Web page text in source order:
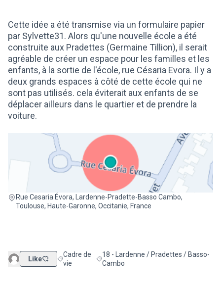
Cette idée a été transmise via un formulaire papier
par Sylvette31. Alors qu'une nouvelle école a été
construite aux Pradettes (Germaine Tillion), il serait
agréable de créer un espace pour les familles et les
enfants, à la sortie de l'école, rue Césaria Evora. Il y a
deux grands espaces à côté de cette école qui ne
sont pas utilisés. cela éviterait aux enfants de se
déplacer ailleurs dans le quartier et de prendre la
voiture.
Rue Cesaria Évora, Lardenne-Pradette-Basso Cambo,
Toulouse, Haute-Garonne, Occitanie, France
(Lien externe)
Like Filtrer les résultats de la catégorie : Cadre de vie
Cadre de
vie
Filtrer les résultats pour le secteur : 18
18 - Lardenne / Pradettes / Basso-
Cambo